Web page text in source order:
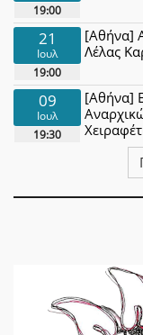
19:00
21
Ιουλ
19:00
[Αθήνα]
Λέλας
09
Ιουλ
19:30
[Αθήνα]